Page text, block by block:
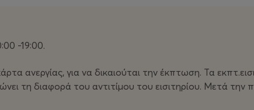
όλα μαζί. Ανάμεσά τους ένας αρχηγός.
Μια στάνη.
αλλά δεν μπορεί. Καταραμένη επαρχία!
πρέπει να δικαιωθεί.
-19:00.
ανεργίας, για να δικαιούται την έκπτωση. Τα
τη διαφορά του αντιτίμου του εισιτηρίου. Μετά